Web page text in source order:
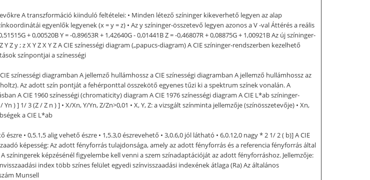
A transzformáció kiinduló feltételei: • Minden létező színinger kikeverhető legyen az alap
egyenlők legyenek (x = y = z) • Az y színinger-összetevő legyen azonos a V -val Áttérés a reális
+ 0,00520B Y = -0,89653R + 1,42640G - 0,01441B Z = -0,46807R + 0,08875G + 1,00921B Az új színinger-
y ; z X Y Z X Y Z A CIE színességi diagram („papucs-diagram) A CIE színinger-rendszerben kezelhető
színpontjai a színességi
színességi diagramban A jellemző hullámhossz a CIE színességi diagramban A jellemző hullámhossz az
Az adott szín pontját a fehérponttal összekötő egyenes tűzi ki a spektrum színek vonalán. A
A CIE 1960 színességi (chromaticity) diagram A CIE 1976 színességi diagram A CIE L*ab színinger-
) ] 1/ 3 (Z / Z n ) ] • X/Xn, Y/Yn, Z/Zn>0,01 • X, Y, Z: a vizsgált színminta jellemzője (színösszetevője) • Xn,
a CIE L*ab
• 0,5.1,5 alig vehető észre • 1,5.3,0 észrevehető • 3,0.6,0 jól látható • 6,0.12,0 nagy * 2 1/ 2 ( b)] A CIE
képesség: Az adott fényforrás tulajdonsága, amely az adott fényforrás és a referencia fényforrás által
képzésénél figyelembe kell venni a szem színadaptációját az adott fényforráshoz. Jellemzője:
index több színes felület egyedi színvisszaadási indexének átlaga (Ra) Az általános
Munsell